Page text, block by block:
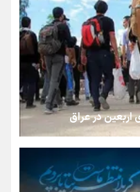
اشک
را شکست؛ «آهای مردم، آقا از